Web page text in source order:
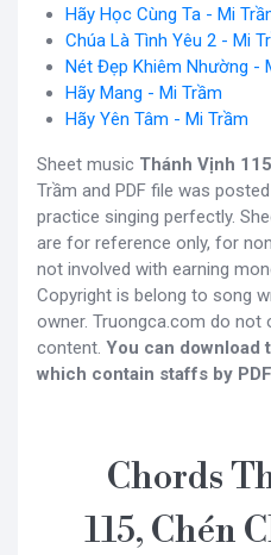
Hãy Học Cùng Ta - Mi
Chúa Là Tình Yêu 2 - Mi
Nét Đẹp Khiêm Nhường -
Hãy Mang - Mi Trầm
Hãy Yên Tâm - Mi Trầm
Sheet music Thánh Vịnh
Trầm and PDF file was
practice singing perfectly.
are for reference only, for
not involved with earning
Copyright is belong to song
owner. Truongca.com do not
content. You can download
which contain staffs by
Chords
115, Chén